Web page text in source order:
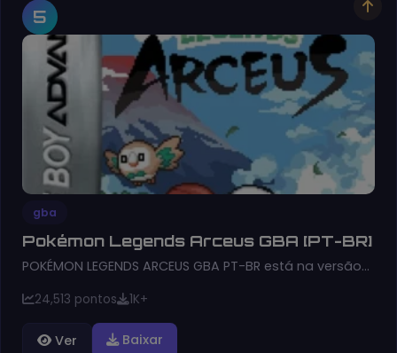
5
gba
Pokémon Legends Arceus GBA [PT-BR]
POKÉMON LEGENDS ARCEUS GBA PT-BR está na versão…
24,513 pontos 1K+
Ver Baixar